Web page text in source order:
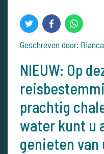
Geschreven door:
NIEUW: Op
prachtig
water kunt u
genieten van